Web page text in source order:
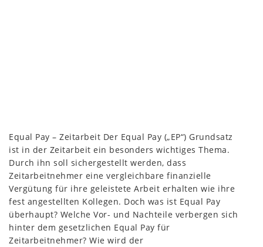
Equal Pay – Zeitarbeit Der Equal Pay („EP“) Grundsatz
ist in der Zeitarbeit ein besonders wichtiges Thema.
Durch ihn soll sichergestellt werden, dass
Zeitarbeitnehmer eine vergleichbare finanzielle
Vergütung für ihre geleistete Arbeit erhalten wie ihre
fest angestellten Kollegen. Doch was ist Equal Pay
überhaupt? Welche Vor- und Nachteile verbergen sich
hinter dem gesetzlichen Equal Pay für
Zeitarbeitnehmer? Wie wird der